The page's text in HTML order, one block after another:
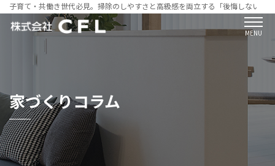
子育て・共働き世代必見。掃除のしやすさと高級感を両立する「後悔しない床
MENU
家づくりコラム